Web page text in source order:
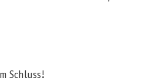
Schluss!